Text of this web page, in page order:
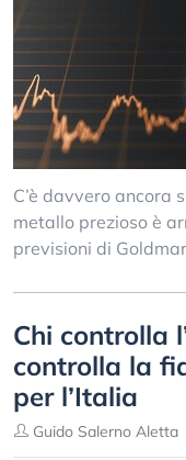
C’è davvero ancora
metallo prezioso è
previsioni di
Chi controlla
controlla la
per l’Italia
Guido Salerno Aletta